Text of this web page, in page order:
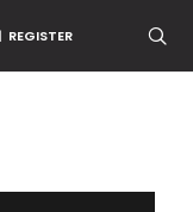
| REGISTER